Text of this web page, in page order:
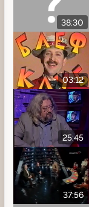
38:30
03:12
25:45
37:56